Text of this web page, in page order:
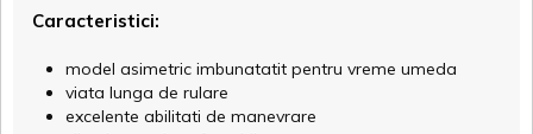
Caracteristici:
model asimetric imbunatatit pentru vreme umeda
viata lunga de rulare
excelente abilitati de manevrare